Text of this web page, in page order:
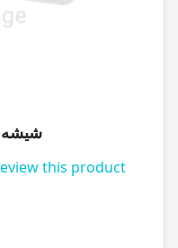
شیشه شوی ( 1
this product